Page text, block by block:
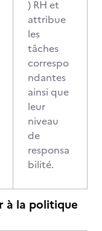
) RH et
attribue
les
tâches
correspo
ndantes
ainsi que
leur
niveau
de
responsa
bilité.
à la politique